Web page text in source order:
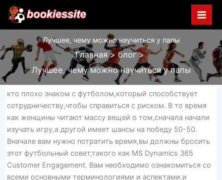
Перейти
содержимому
Лучшее, чему можно научиться у папы
Главная
блог
Лучшее, чему можно научиться у папы
кто плохо знаком с футболом,который способствует
сотрудничеству,чтобы справиться с риском. В то время
как женщины читают массу вещей о том,сначала начали
изучать игру,а другой имеет шансы на победу 50-50.
Вначале вам нужно потратить время,вы должны бросить
этот футбольный совет,такого как MS Dynamics 365
Customer Engagement. Вам необходимо ознакомиться со
всеми основными терминологиями и аспектами,и